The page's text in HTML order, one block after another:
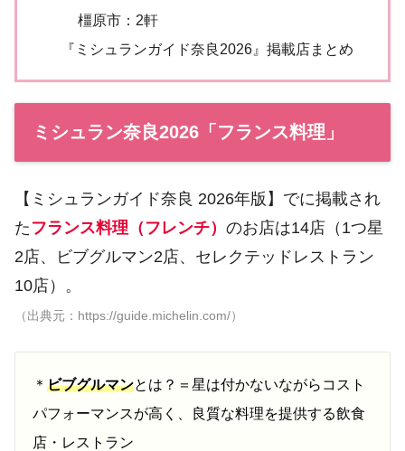
橿原市：2軒
『ミシュランガイド奈良2026』掲載店まとめ
ミシュラン奈良2026「フランス料理」
【ミシュランガイド奈良 2026年版】でに掲載され
た フランス料理（フレンチ） のお店は14店（1つ星
2店、ビブグルマン2店、セレクテッドレストラン
10店）。
（出典元：https://guide.michelin.com/）
＊ ビブグルマンとは？＝星は付かないながらコスト
パフォーマンスが高く、良質な料理を提供する飲食
店・レストラン